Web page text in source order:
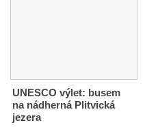
UNESCO výlet: busem
na nádherná Plitvická
jezera